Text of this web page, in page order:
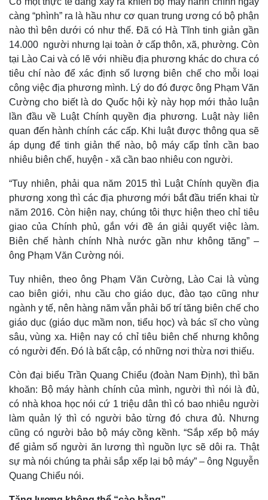
Thế giới
Quan sát
Cuộc sống đó đây
Hồ sơ
Multimedia
Video
Ảnh
E-Magazine
càng “phình” ra là hầu như cơ quan trung ương có bộ phận
nào thì bên dưới có như thế. Đã có Hà Tĩnh tinh giản gần
14.000 người nhưng lại toàn ở cấp thôn, xã, phường. Còn
tại Lào Cai và có lẽ với nhiều địa phương khác do chưa có
tiêu chí nào để xác định số lượng biên chế cho mỗi loại
công việc địa phương mình. Lý do đó được ông Phạm Văn
Cường cho biết là do Quốc hội kỳ này họp mới thảo luận
lần đầu về Luật Chính quyền địa phương. Luật này liên
quan đến hành chính các cấp. Khi luật được thông qua sẽ
áp dụng để tinh giản thế nào, bộ máy cấp tỉnh cần bao
nhiêu biên chế, huyện - xã cần bao nhiêu con người.
“Tuy nhiên, phải qua năm 2015 thì Luật Chính quyền địa
phương xong thì các địa phương mới bắt đầu triển khai từ
năm 2016. Còn hiện nay, chúng tôi thực hiện theo chỉ tiêu
giao của Chính phủ, gắn với đề án giải quyết việc làm.
Biên chế hành chính Nhà nước gần như không tăng” –
ông Phạm Văn Cường nói.
Tuy nhiên, theo ông Phạm Văn Cường, Lào Cai là vùng
cao biên giới, nhu cầu cho giáo dục, đào tạo cũng như
ngành y tế, nên hàng năm vẫn phải bố trí tăng biên chế cho
giáo dục (giáo dục mầm non, tiểu học) và bác sĩ cho vùng
sâu, vùng xa. Hiện nay có chỉ tiêu biên chế nhưng không
có người đến. Đó là bất cập, có những nơi thừa nơi thiếu.
Còn đại biểu Trần Quang Chiểu (đoàn Nam Định), thì băn
khoăn: Bộ máy hành chính của mình, người thì nói là đủ,
có nhà khoa học nói cứ 1 triệu dân thì có bao nhiêu người
làm quản lý thì có người bảo từng đó chưa đủ. Nhưng
cũng có người bảo bộ máy cồng kềnh. “Sắp xếp bộ máy
để giảm số người ăn lương thì nguồn lực sẽ dôi ra. Thật
sự mà nói chúng ta phải sắp xếp lại bộ máy” – ông Nguyễn
Quang Chiểu nói.